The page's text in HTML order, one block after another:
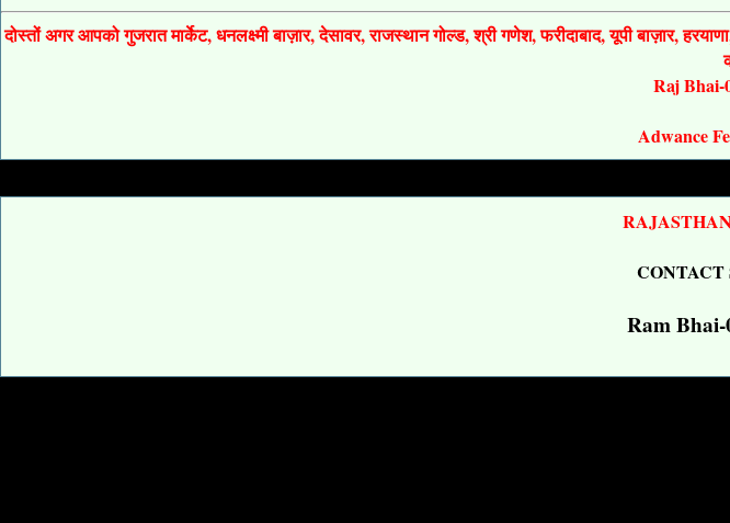
दोस्तों अगर आपको गुजरात मार्केट, धनलक्ष्मी बाज़ार, देसावर, राजस्थान गोल्ड, श्री गणेश, फरीदाबाद, यूपी बाज़ार,
Raj Bhai-
Adwance
Ram Bhai-